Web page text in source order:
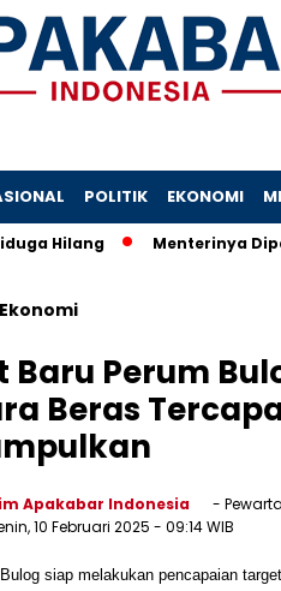
POLITIK EKONOMI
Menterinya
Ekonomi
Baru Perum
Beras
Apakabar Indonesia
- Pewarta
10 Februari 2025 - 09:14 WIB